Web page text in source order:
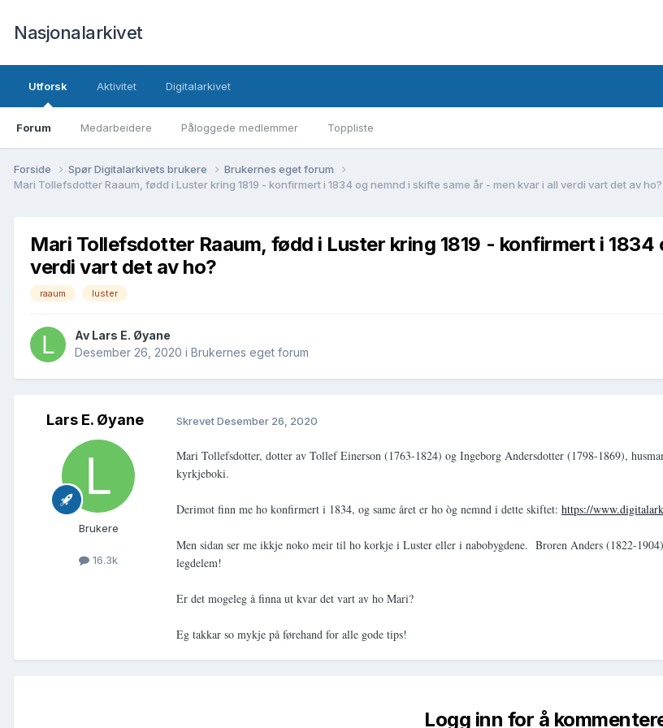
Nasjonalarkivet
Utforsk
Forum Medarbeidere Påloggede medlemmer Toppliste
Aktivitet Digitalarkivet
Forside Spør Digitalarkivets brukere
Brukernes eget forum
Mari Tollefsdotter Raaum, fødd i Luster kring 1819 - konfirmert i 1834 og nemnd i skifte same år - men kvar i all verdi vart det av ho?
Mari Tollefsdotter Raaum, fødd i Luster kring 1819 - konfirmert i
verdi vart det av ho?
raaum luster
Av Lars E. Øyane
Desember 26, 2020 i Brukernes eget forum
Lars E. Øyane
Brukere
16.3k
SkrevetDesember 26, 2020
Mari Tollefsdotter, dotter av Tollef Einerson (1763-1824) og Ingeborg Andersdotter (1798-1869),
kyrkjeboki.
Derimot finn me ho konfirmert i 1834, og same året er ho òg nemnd i dette skiftet: https://
Men sidan ser me ikkje noko meir til ho korkje i Luster eller i nabobygdene. Broren Anders (1822-
legdelem!
Er det mogeleg å finna ut kvar det vart av ho Mari?
Eg takkar so mykje på førehand for alle gode tips!
Logg inn for å